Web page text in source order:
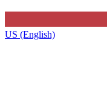
US (English)